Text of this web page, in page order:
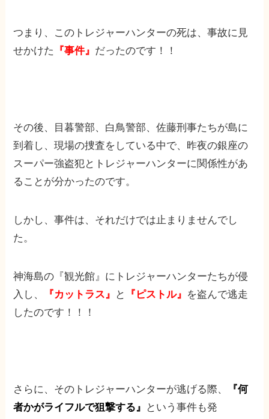
つまり、このトレジャーハンターの死は、事故に見
せかけた
『事件』 だったのです！！
その後、目暮警部、白鳥警部、佐藤刑事たちが島に
到着し、現場の捜査をしている中で、昨夜の銀座の
スーパー強盗犯とトレジャーハンターに関係性があ
ることが分かったのです。
しかし、事件は、それだけでは止まりませんでし
た。
神海島の『観光館』にトレジャーハンターたちが侵
入し、
『カットラス』 と 『ピストル』 を盗んで逃走
したのです！！！
さらに、そのトレジャーハンターが逃げる際、
『何
者かがライフルで狙撃する』
という事件も発